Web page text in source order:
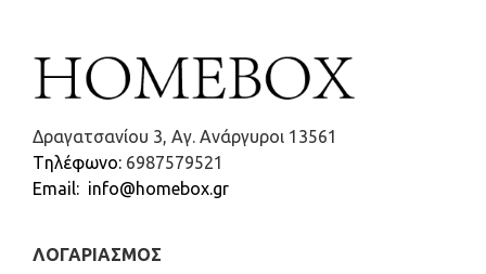
Δραγατσανίου 3, Αγ. Ανάργυροι 13561
Tηλέφωνο: 6987579521
Email: info@homebox.gr
ΛΟΓΑΡΙΑΣΜΌΣ